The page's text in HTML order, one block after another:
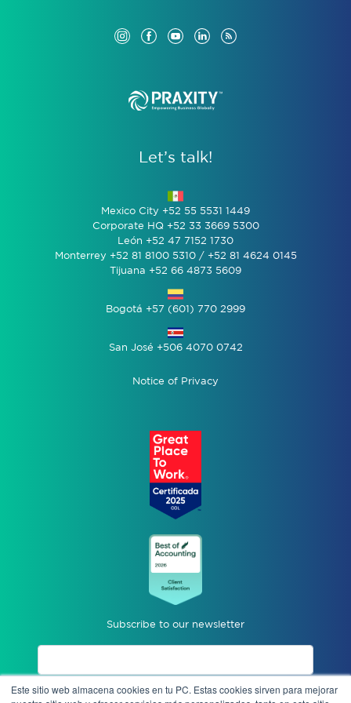
Este sitio web almacena cookies en tu PC. Estas cookies sirven para mejorar
Let’s talk!
Mexico City +52 55 5531 1449
Corporate HQ +52 33 3669 5300
León +52 47 7152 1730
Monterrey +52 81 8100 5310 / +52 81 4624 0145
Tijuana +52 66 4873 5609
Bogotá +57 (601) 770 2999
San José +506 4070 0742
Notice of Privacy
Subscribe to our newsletter